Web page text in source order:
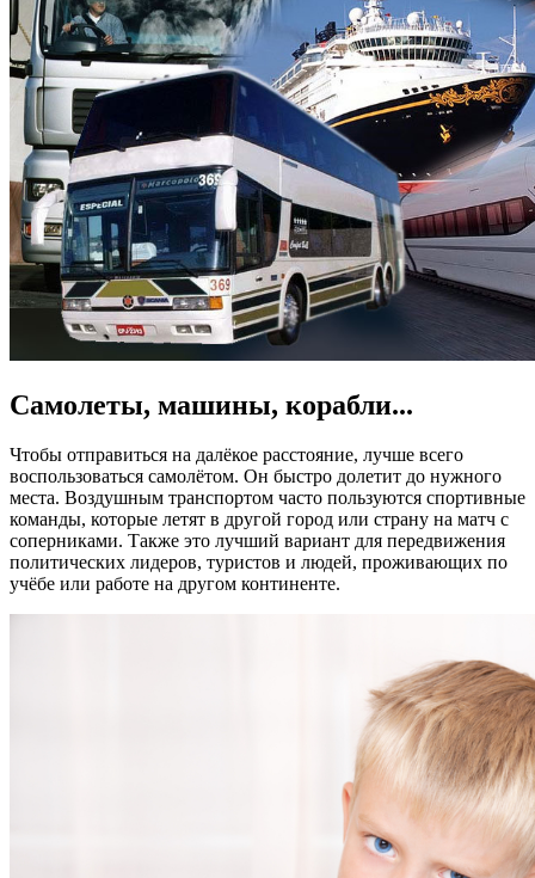
Самолеты, машины, корабли...
Чтобы отправиться на далёкое расстояние, лучше всего
воспользоваться самолётом. Он быстро долетит до нужного
места. Воздушным транспортом часто пользуются спортивные
команды, которые летят в другой город или страну на матч с
соперниками. Также это лучший вариант для передвижения
политических лидеров, туристов и людей, проживающих по
учёбе или работе на другом континенте.